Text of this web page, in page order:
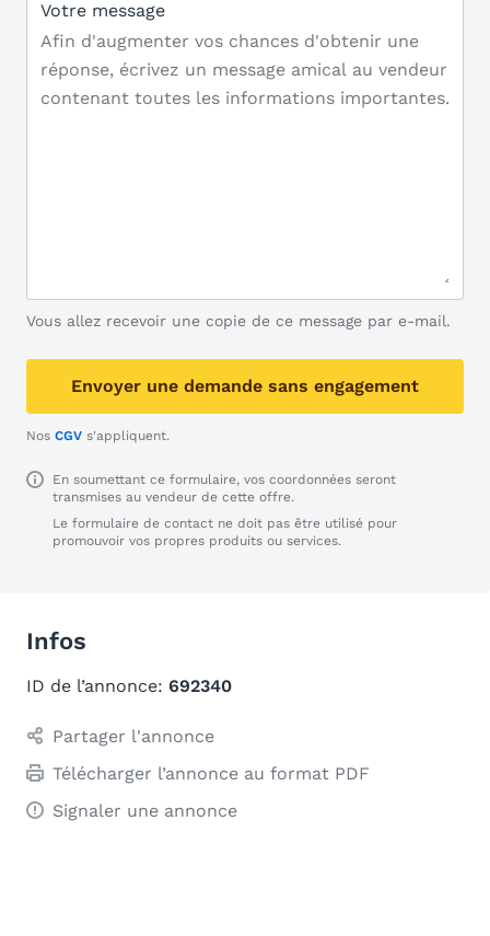
Votre message
Vous allez recevoir une copie de ce message par e-mail.
Envoyer une demande sans engagement
Nos CGV s'appliquent.
En soumettant ce formulaire, vos coordonnées seront
transmises au vendeur de cette offre.
Le formulaire de contact ne doit pas être utilisé pour
promouvoir vos propres produits ou services.
Infos
ID de l’annonce: 692340
Partager l'annonce
Télécharger l’annonce au format PDF
Signaler une annonce